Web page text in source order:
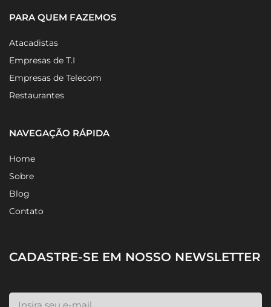
PARA QUEM FAZEMOS
Atacadistas
Empresas de T.I
Empresas de Telecom
Restaurantes
NAVEGAÇÃO RÁPIDA
Home
Sobre
Blog
Contato
CADASTRE-SE EM NOSSO NEWSLETTER